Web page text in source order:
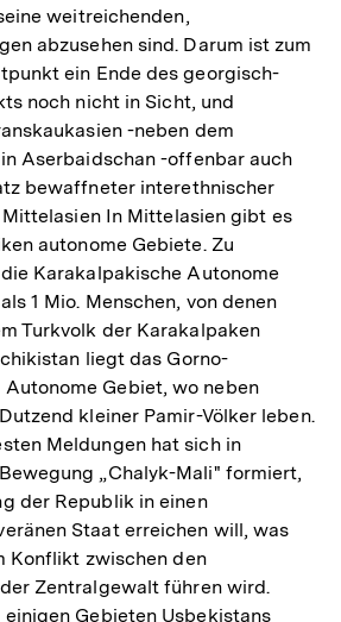
weitreichenden,
abzusehen sind. Darum ist zum
ein Ende des georgisch-
noch nicht in Sicht, und
-neben dem
Aserbaidschan -offenbar auch
bewaffneter interethnischer
In Mittelasien gibt es
autonome Gebiete. Zu
Karakalpakische Autonome
1 Mio. Menschen, von denen
Turkvolk der Karakalpaken
liegt das Gorno-
Gebiet, wo neben
kleiner Pamir-Völker leben.
Meldungen hat sich in
„Chalyk-Mali" formiert,
der Republik in einen
Staat erreichen will, was
Konflikt zwischen den
Zentralgewalt führen wird.
Gebieten Usbekistans